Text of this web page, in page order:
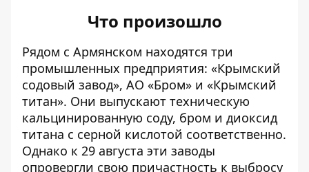
Что произошло
Рядом с Армянском находятся три
промышленных предприятия: «Крымский
содовый завод», АО «Бром» и «Крымский
титан». Они выпускают техническую
кальцинированную соду, бром и диоксид
титана с серной кислотой соответственно.
Однако к 29 августа эти заводы
опровергли свою причастность к выбросу